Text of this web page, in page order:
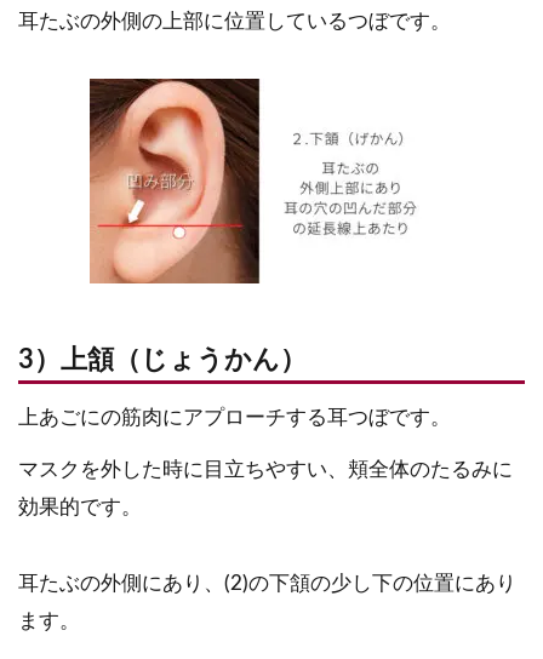
耳たぶの外側の上部に位置しているつぼです。
3）上頷（じょうかん）
上あごにの筋肉にアプローチする耳つぼです。
マスクを外した時に目立ちやすい、頬全体のたるみに
効果的です。
耳たぶの外側にあり、(2)の下頷の少し下の位置にあり
ます。